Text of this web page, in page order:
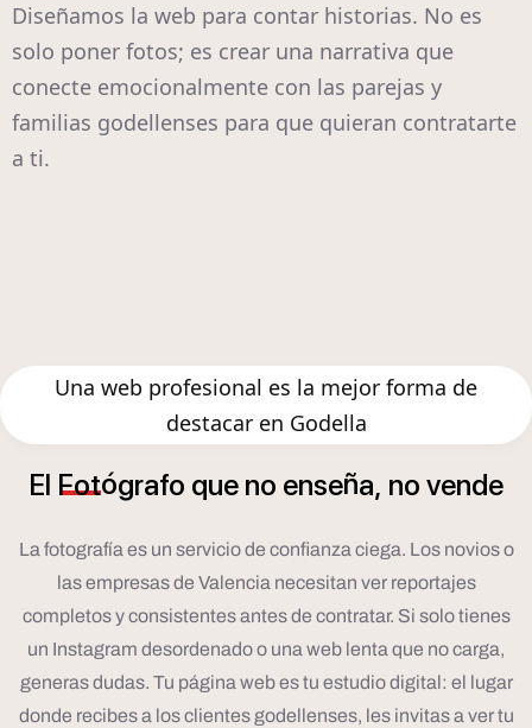
Diseñamos la web para contar historias. No es
solo poner fotos; es crear una narrativa que
conecte emocionalmente con las parejas y
familias godellenses para que quieran contratarte
a ti.
Una web profesional es la mejor forma de
destacar en Godella
El Fotógrafo que no enseña, no vende
La fotografía es un servicio de confianza ciega. Los novios o
las empresas de Valencia necesitan ver reportajes
completos y consistentes antes de contratar. Si solo tienes
un Instagram desordenado o una web lenta que no carga,
generas dudas. Tu página web es tu estudio digital: el lugar
donde recibes a los clientes godellenses, les invitas a ver tu